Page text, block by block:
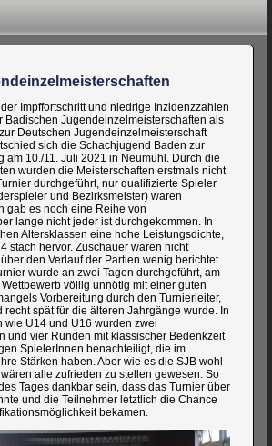
Impffortschritt und niedrige Inzidenzzahlen
Badischen Jugendeinzelmeisterschaften als
Deutschen Jugendeinzelmeisterschaft
sich die Schachjugend Baden zur
am 10./11. Juli 2021 in Neumühl. Durch die
wurden die Meisterschaften erstmals nicht
durchgeführt, nur qualifizierte Spieler
und Bezirksmeister) waren
gab es noch eine Reihe von
lange nicht jeder ist durchgekommen. In
Altersklassen eine hohe Leistungsdichte,
stach hervor. Zuschauer waren nicht
den Verlauf der Partien wenig berichtet
wurde an zwei Tagen durchgeführt, am
völlig unnötig mit einer guten
Vorbereitung durch den Turnierleiter,
recht spät für die älteren Jahrgänge wurde. In
wie U14 und U16 wurden zwei
und vier Runden mit klassischer Bedenkzeit
SpielerInnen benachteiligt, die im
Stärken haben. Aber wie es die SJB wohl
alle zufrieden zu stellen gewesen. So
Tages dankbar sein, dass das Turnier über
und die Teilnehmer letztlich die Chance
bekamen.